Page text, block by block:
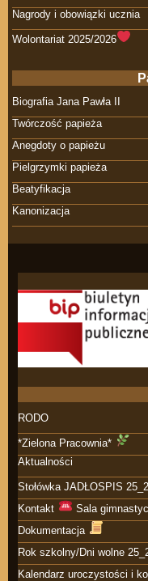
Nagrody i obowiązki ucznia
Wolontariat 2025/2026
Biografia Jana Pawła II
Twórczość papieża
Anegdoty o papieżu
Pielgrzymki papieża
Beatyfikacja
Kanonizacja
RODO
*Zielona Pracownia*
Aktualności
Stołówka JADŁOSPIS
Kontakt
Sala
Dokumentacja
Rok szkolny/Dni wolne
Kalendarz uroczystości i